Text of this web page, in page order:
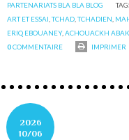
PARTENARIATS BLA BLA BLOG
ART ET ESSAI ,TCHAD ,TCHADIEN
ERIQ EBOUANEY,ACHOUACKH
0COMMENTAIRE IMPRIMER
2026
10/06